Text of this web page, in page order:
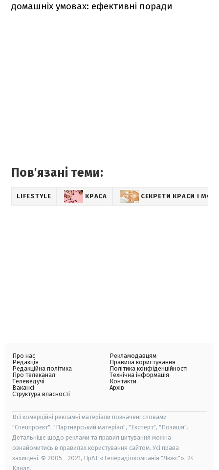
домашніх умовах: ефективні поради
Пов'язані теми:
LIFESTYLE КРАСА СЕКРЕТИ КРАСИ І
Про нас
Редакція
Редакційна політика
Про телеканал
Телеведучі
Вакансії
Структура власності
Рекламодавцям
Правила користування
Політика конфіденційності
Технічна інформація
Контакти
Архів
Всі комерційні рекламні матеріали позначені словами
"Спецпроєкт", "Партнерський матеріал", "Експерт", "Позиція".
Детальніше щодо реклами та правил цитування можна
ознайомитись в правилах користування сайтом. Усі права
захищені. © 2005—2021, ПрАТ «Телерадіокомпанія "Люкс"», 24
Канал.